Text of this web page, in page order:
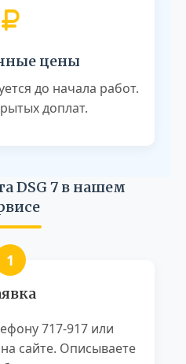
цены
до начала работ.
доплат.
DSG 7 в нашем
717-917 или
сайте. Описываете